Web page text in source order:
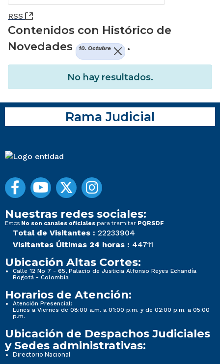
RSS (Abre una nueva ventana)
Contenidos con Histórico de
Novedades
10. Octubre .
No hay resultados.
Rama Judicial
Nuestras redes sociales:
Estos No son canales oficiales para tramitar PQRSDF
Total de Visitantes : 22233904
Visitantes Últimas 24 horas : 44711
Ubicación Altas Cortes:
Calle 12 No 7 - 65, Palacio de Justicia Alfonso Reyes Echandía
Bogotá - Colombia
Horarios de Atención:
Atención Presencial:
Lunes a Viernes de 08:00 a.m. a 01:00 p.m. y de 02:00 p.m. a 05:00
p.m.
Ubicación de Despachos Judiciales
y Sedes administrativas:
Directorio Nacional